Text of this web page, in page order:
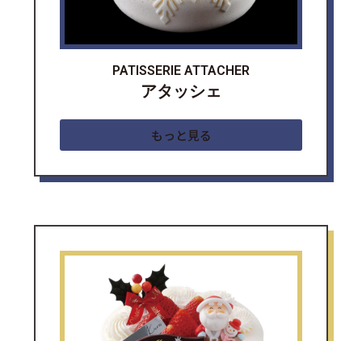
PATISSERIE ATTACHER
アタッシェ
もっと見る